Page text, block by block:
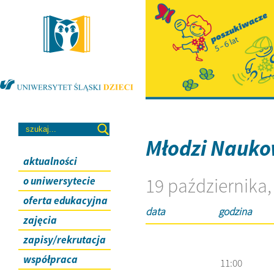
aktualności
o uniwersytecie
oferta edukacyjna
zajęcia
zapisy/rekrutacja
współpraca
Młodzi
19
data godzina
11:00